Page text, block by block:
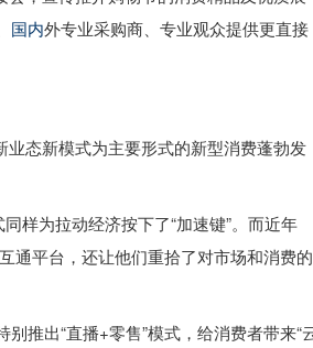
国内外专业采购商、专业观众提供更直接
业态新模式为主要形式的新型消费蓬勃发
样为拉动经济按下了“加速键”。而近年
通平台，还让他们重拾了对市场和消费的
推出“直播+零售”模式，给消费者带来“